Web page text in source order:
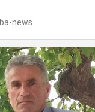
news